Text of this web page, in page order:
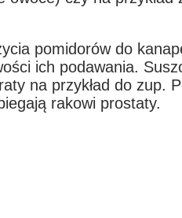
pomidorów do
ich podawania.
na przykład do zup.
rakowi prostaty.